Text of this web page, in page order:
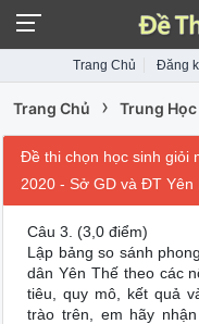
Trang Chủ Đăng
Trang Chủ › Trung Học
Đề thi chọn học sinh giỏi
2020 - Sở GD và ĐT Yên
Câu 3. (3,0 điểm)
Lập bảng so sánh
dân Yên Thế theo các
tiêu, quy mô, kết quả
trào trên, em hãy